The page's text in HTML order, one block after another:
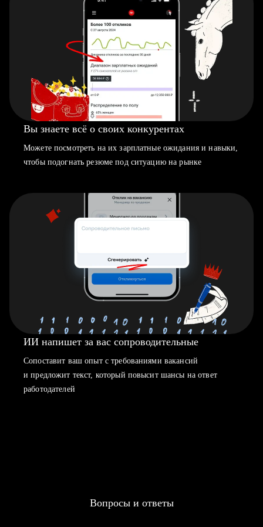
Вы знаете всё о своих конкурентах
Можете посмотреть на их зарплатные ожидания и навыки,
чтобы подогнать резюме под ситуацию на рынке
ИИ напишет за вас сопроводительные
Сопоставит ваш опыт с требованиями вакансий
и предложит текст, который повысит шансы на ответ
работодателей
Вопросы и ответы